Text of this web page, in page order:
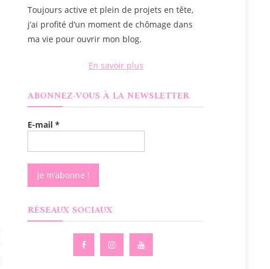
Toujours active et plein de projets en tête,
j’ai profité d’un moment de chômage dans
ma vie pour ouvrir mon blog.
En savoir plus
ABONNEZ-VOUS À LA NEWSLETTER
E-mail *
RÉSEAUX SOCIAUX